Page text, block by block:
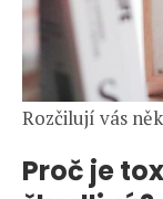
Rozčilují vás
Proč je